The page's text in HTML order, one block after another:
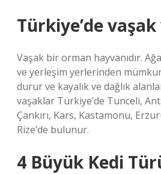
Türkiye’de vaşak
Vaşak bir orman hayvanıdır.
ve yerleşim yerlerinden
durur ve kayalık ve dağlık
vaşaklar Türkiye’de Tunceli,
Çankırı, Kars, Kastamonu,
Rize’de bulunur.
4 Büyük Kedi